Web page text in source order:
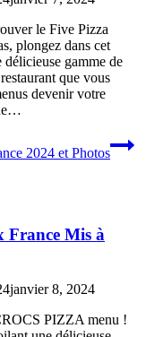
le Five Pizza
plongez dans cet
gamme de
que vous
devenir votre
2024 et Photos
France Mis à
janvier 8, 2024
PIZZA menu !